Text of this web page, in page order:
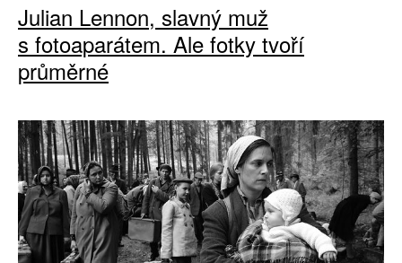
Julian Lennon, slavný muž
s fotoaparátem. Ale fotky tvoří
průměrné